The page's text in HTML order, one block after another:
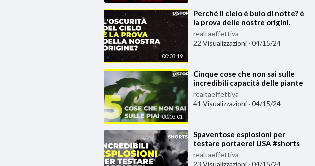
00:03:19
⁣Perché il cielo è buio di notte? è
la prova delle nostre origini.
realtaeffettiva
22 Visualizzazioni · 04/15/24
00:03:01
⁣Cinque cose che non sai sulle
incredibili capacità delle piante
realtaeffettiva
41 Visualizzazioni · 04/15/24
⁣Spaventose esplosioni per
testare portaerei USA #shorts
realtaeffettiva